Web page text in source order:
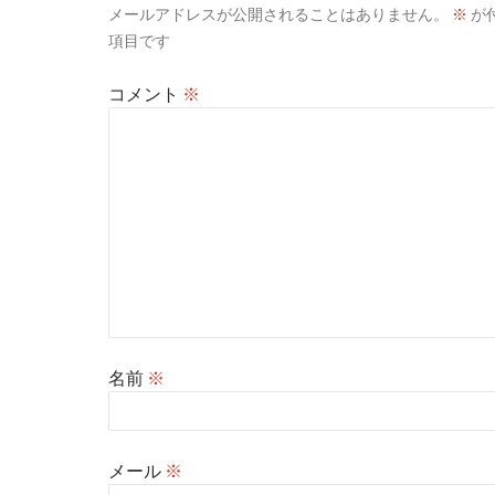
メールアドレスが公開されることはありません。 ※ が
項目です
コメント ※
名前 ※
メール ※